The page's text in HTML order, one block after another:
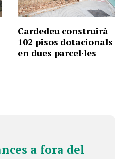
Cardedeu construirà
102 pisos dotacionals
en dues parcel·les
a fora del